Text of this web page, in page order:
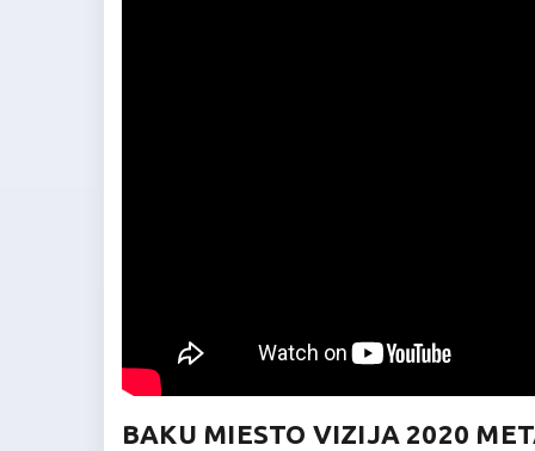
BAKU MIESTO VIZIJA 2020